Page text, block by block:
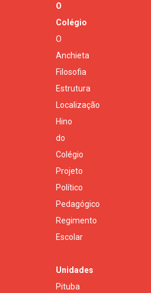
O
Colégio
O
Anchieta
Filosofia
Estrutura
Localização
Hino
do
Colégio
Projeto
Político
Pedagógico
Regimento
Escolar
Unidades
Pituba